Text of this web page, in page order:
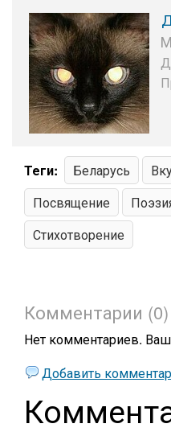
Теги: Беларусь
Посвящение
Стихотворение
Комментарии (0)
Нет комментариев.
Добавить